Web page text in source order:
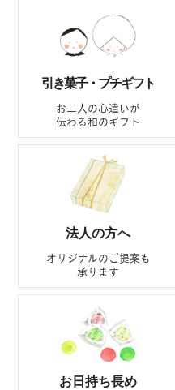
引き菓子・プチギフト
お二人の心遣いが
伝わる和のギフト
法人の方へ
オリジナルのご提案も
承ります
お日持ち長め